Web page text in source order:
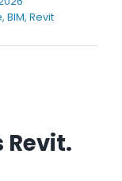
, BIM, Revit